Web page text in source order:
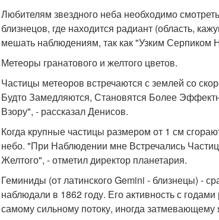
Любителям звездного неба необходимо
близнецов, где находится радиант (область,
мешать наблюдениям, так как "Узким Серпиком
Метеоры гранатового и желтого цветов.
Частицы метеоров встречаются с землей со
Будто Замедляются, Становятся Более
Взору", - рассказал Денисов.
Когда крупные частицы размером от 1 см
небо. "При Наблюдении мне Встречались
Желтого", - отметил директор планетария.
Геминиды (от латинского Gemini - близнецы) -
наблюдали в 1862 году. Его активность с
самому сильному потоку, иногда